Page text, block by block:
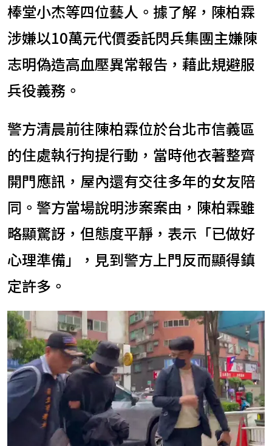
棒堂小杰等四位藝人。據了解，陳柏霖
涉嫌以10萬元代價委託閃兵集團主嫌陳
志明偽造高血壓異常報告，藉此規避服
兵役義務。
警方清晨前往陳柏霖位於台北市信義區
的住處執行拘提行動，當時他衣著整齊
開門應訊，屋內還有交往多年的女友陪
同。警方當場說明涉案案由，陳柏霖雖
略顯驚訝，但態度平靜，表示「已做好
心理準備」，見到警方上門反而顯得鎮
定許多。